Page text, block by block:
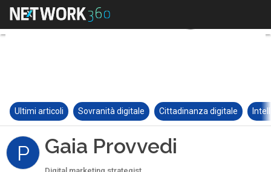
Ultimi articoli Sovranità digitale Cittadinanza digitale
P Gaia Provvedi